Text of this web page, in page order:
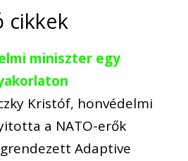
cikkek
miniszter egy
Kristóf, honvédelmi
a NATO-erők
Adaptive